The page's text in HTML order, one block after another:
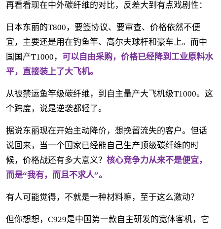
再看看现在中外碳纤维的对比，反差大到有点戏剧性：
日本东丽的T800，要签协议、要审查、价格依然不便
宜，主要还是用在钓鱼竿、高尔夫球杆和豪车上。而中
国国产T1000，
可以自由采购，价格已经降到工业原料水
平，直接装上了大飞机。
从被禁运鱼竿级碳纤维，到自主量产大飞机级T1000。这
个跨度，说是逆袭都轻了。
据说东丽现在开始主动降价，想挽留流失的客户。但话
说回来，当一个国家已经能自己生产顶级碳纤维的时
候，价格战还有多大意义？ 核心竞争力从来不是便宜，
而是“我有，而且不求人”。
有人可能觉得，不就是一种材料嘛，至于这么激动？
但你想想，C929是中国第一款自主研发的宽体客机，它